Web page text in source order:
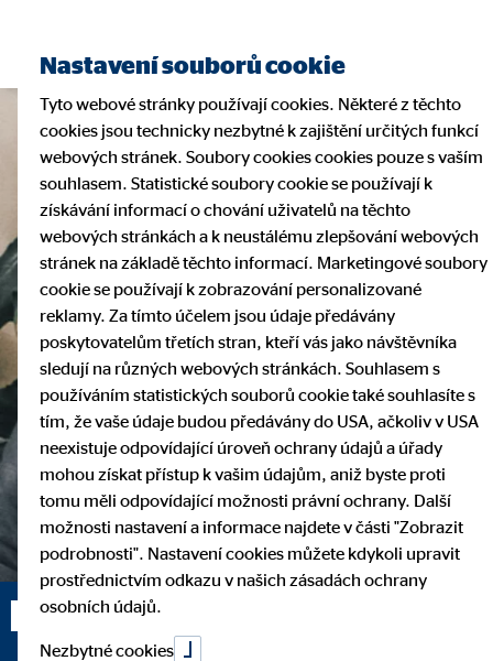
Milan Hurný — Praha 1
Nastavení souborů cookie
Tyto webové stránky používají cookies. Některé z těchto
cookies jsou technicky nezbytné k zajištění určitých funkcí
webových stránek. Soubory cookies cookies pouze s vaším
souhlasem. Statistické soubory cookie se používají k
získávání informací o chování uživatelů na těchto
webových stránkách a k neustálému zlepšování webových
stránek na základě těchto informací. Marketingové soubory
cookie se používají k zobrazování personalizované
reklamy. Za tímto účelem jsou údaje předávány
poskytovatelům třetích stran, kteří vás jako návštěvníka
sledují na různých webových stránkách. Souhlasem s
používáním statistických souborů cookie také souhlasíte s
tím, že vaše údaje budou předávány do USA, ačkoliv v USA
neexistuje odpovídající úroveň ochrany údajů a úřady
mohou získat přístup k vašim údajům, aniž byste proti
tomu měli odpovídající možnosti právní ochrany. Další
možnosti nastavení a informace najdete v části "Zobrazit
podrobnosti". Nastavení cookies můžete kdykoli upravit
prostřednictvím odkazu v našich zásadách ochrany
osobních údajů.
Nezbytné cookies